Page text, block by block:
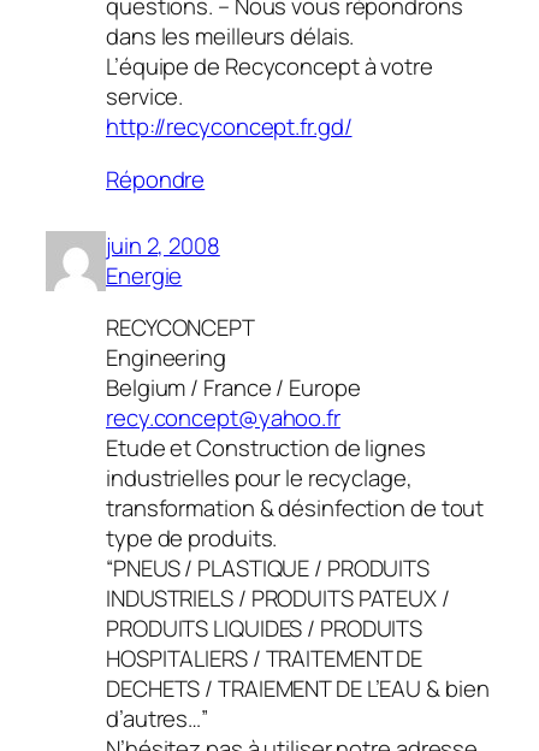
dans les meilleurs délais.
L’équipe de Recyconcept à votre
service.
http://recyconcept.fr.gd/
Répondre
juin 2, 2008
Energie
RECYCONCEPT
Engineering
Belgium / France / Europe
recy.concept@yahoo.fr
Etude et Construction de lignes
industrielles pour le recyclage,
transformation & désinfection de tout
type de produits.
“PNEUS / PLASTIQUE / PRODUITS
INDUSTRIELS / PRODUITS PATEUX /
PRODUITS LIQUIDES / PRODUITS
HOSPITALIERS / TRAITEMENT DE
DECHETS / TRAIEMENT DE L’EAU & bien
d’autres…”